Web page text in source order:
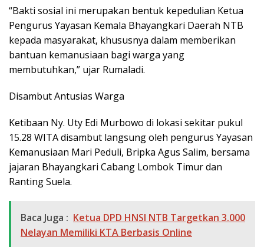
“Bakti sosial ini merupakan bentuk kepedulian Ketua
Pengurus Yayasan Kemala Bhayangkari Daerah NTB
kepada masyarakat, khususnya dalam memberikan
bantuan kemanusiaan bagi warga yang
membutuhkan,” ujar Rumaladi.
Disambut Antusias Warga
Ketibaan Ny. Uty Edi Murbowo di lokasi sekitar pukul
15.28 WITA disambut langsung oleh pengurus Yayasan
Kemanusiaan Mari Peduli, Bripka Agus Salim, bersama
jajaran Bhayangkari Cabang Lombok Timur dan
Ranting Suela.
Baca Juga : Ketua DPD HNSI NTB Targetkan 3.000
Nelayan Memiliki KTA Berbasis Online